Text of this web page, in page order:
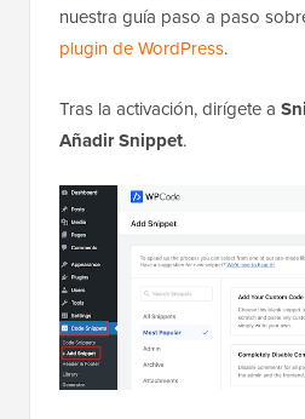
nuestra guía paso a paso
plugin de WordPress.
Tras la activación, dirígete a
Añadir Snippet.